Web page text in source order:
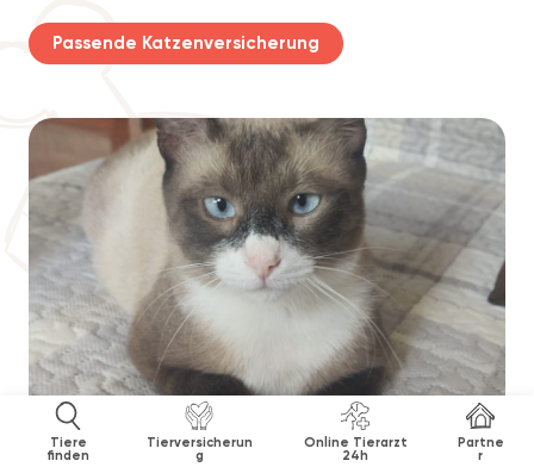
Tiere
finden
Tierversicherun
g
Online Tierarzt
24h
Partne
r
Passende Katzenversicherung